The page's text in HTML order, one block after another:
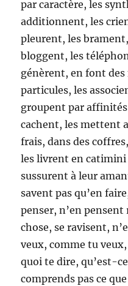
par caractère, les
additionnent, les
pleurent, les
bloggent, les
génèrent, en font des
particules, les
groupent par
cachent, les mettent
frais, dans des
les livrent en catimini
sussurent à leur
savent pas qu’en
penser, n’en
chose, se ravisent,
veux, comme tu
quoi te dire, qu’est-
comprends pas ce